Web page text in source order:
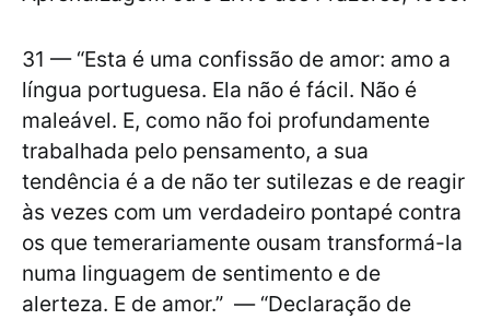
31 — “Esta é uma confissão de amor: amo a
língua portuguesa. Ela não é fácil. Não é
maleável. E, como não foi profundamente
trabalhada pelo pensamento, a sua
tendência é a de não ter sutilezas e de reagir
às vezes com um verdadeiro pontapé contra
os que temerariamente ousam transformá-la
numa linguagem de sentimento e de
alerteza. E de amor.” — “Declaração de